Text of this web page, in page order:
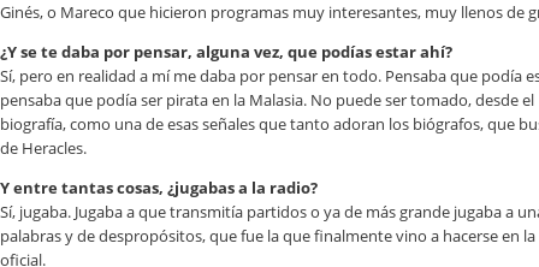
Ginés, o Mareco que hicieron programas muy interesantes, muy llenos de
¿Y se te daba por pensar, alguna vez, que podías estar ahí?
Sí, pero en realidad a mí me daba por pensar en todo. Pensaba que podía
pensaba que podía ser pirata en la Malasia. No puede ser tomado, desde
biografía, como una de esas señales que tanto adoran los biógrafos, que
de Heracles.
Y entre tantas cosas, ¿jugabas a la radio?
Sí, jugaba. Jugaba a que transmitía partidos o ya de más grande jugaba a
palabras y de despropósitos, que fue la que finalmente vino a hacerse en
oficial.